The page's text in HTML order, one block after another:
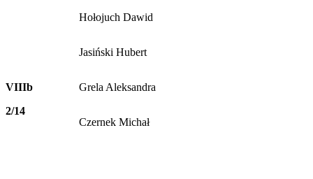
Hołojuch Dawid
Jasiński Hubert
VIIIb
2/14
Grela Aleksandra
Czernek Michał